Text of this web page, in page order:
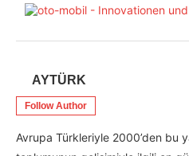
AYTÜRK
Follow Author
Avrupa Türkleriyle 2000’den bu